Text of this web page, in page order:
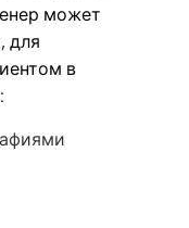
может
для
в